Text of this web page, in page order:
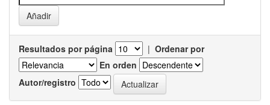
Resultados por página | Ordenar por
En orden
Autor/registro